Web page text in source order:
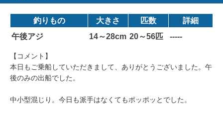
釣りもの 大きさ 匹数
詳細
午後アジ
14～28cm 20～56匹 -----
【コメント】
本日もご乗船していただきまして、ありがとうございました。午
後のみの出船でした。
中小型混じり。今日も派手はなくてもポッポッとでした。